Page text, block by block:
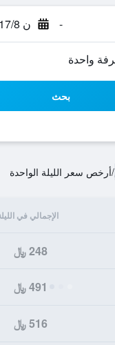
- ن 17/8
بحث
/أرخص سعر الليلة الواحدة
الإجمالي في
248 ﷼
491 ﷼
516 ﷼